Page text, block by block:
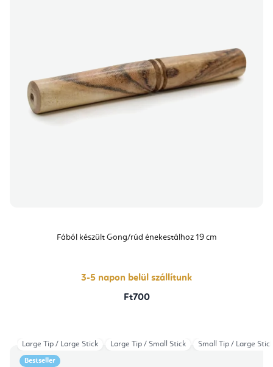
Fából készült Gong/rúd énekestálhoz 19 cm
3-5 napon belül szállítunk
Ft700
Bestseller
Large Tip / Large Stick Large Tip / Small Stick Small Tip / Large Stick